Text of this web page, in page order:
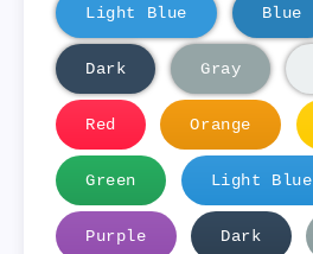
Light Blue Blue
Dark Gray
Red Orange
Green Light Blue
Purple Dark